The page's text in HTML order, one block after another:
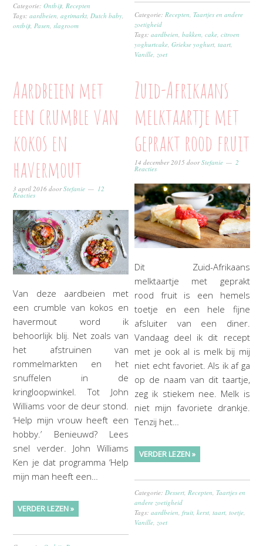
Categorie:Ontbijt Recepten
Tags:aardbeien ,agrimarkt Dutch baby
ontbijt Pasen ,slagroom
Categorie: Recepten ,Taartjes en andere
zoetigheid
Tags:aardbeien ,bakken ,cake ,citroen
yoghurtcake ,Griekse yoghurt ,taart
Vanille zoet
Aardbeien met
een crumble van
kokos en
havermout
3 april 2016 doorStefanie 12
Reacties
Van deze aardbeien met
een crumble van kokos en
havermout word ik
behoorlijk blij. Net zoals van
het afstruinen van
rommelmarkten en het
snuffelen in de
kringloopwinkel. Tot John
Williams voor de deur stond.
‘Help mijn vrouw heeft een
hobby.’ Benieuwd? Lees
snel verder. John Williams
Ken je dat programma ‘Help
mijn man heeft een…
VERDER LEZEN »
Zuid-Afrikaans
melktaartje met
geprakt rood fruit
14 december 2015 doorStefanie 2
Reacties
Dit Zuid-Afrikaans
melktaartje met geprakt
rood fruit is een hemels
toetje en een hele fijne
afsluiter van een diner.
Vandaag deel ik dit recept
met je ook al is melk bij mij
niet echt favoriet. Als ik af ga
op de naam van dit taartje,
zeg ik stiekem nee. Melk is
niet mijn favoriete drankje.
Tenzij het…
VERDER LEZEN »
Categorie:Dessert,Recepten,Taartjes en
andere zoetigheid
Tags:aardbeien,fruit,kerst,taart,toetje,
Vanille,zoet